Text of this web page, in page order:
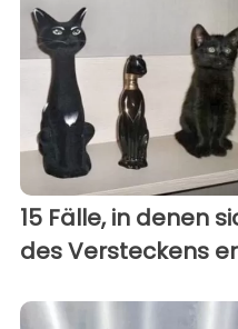
15 Fälle, in denen
des Versteckens